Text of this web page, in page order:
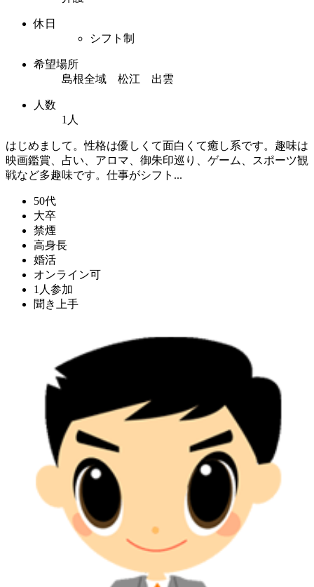
休日
シフト制
希望場所
島根全域 松江 出雲
人数
1人
はじめまして。性格は優しくて面白くて癒し系です。趣味は
映画鑑賞、占い、アロマ、御朱印巡り、ゲーム、スポーツ観
戦など多趣味です。仕事がシフト...
50代
大卒
禁煙
高身長
婚活
オンライン可
1人参加
聞き上手